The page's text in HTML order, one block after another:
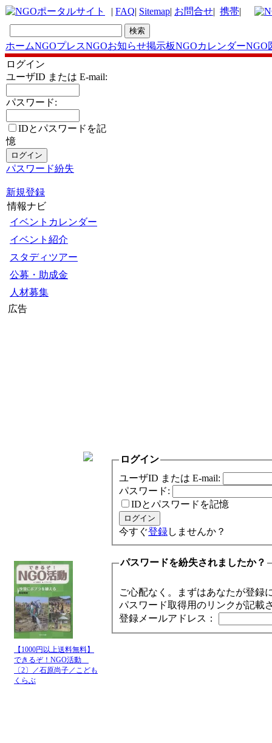
| FAQ| Sitemap| お問合せ| 携帯|
ホームNGOプレスNGOお知らせ掲示板NGOカレンダーNGO
ログイン
ユーザID または E-mail:
パスワード:
IDとパスワードを記
憶
パスワード紛失
新規登録
情報ナビ
イベントカレンダー
イベント紹介
スタディツアー
公募・助成金
人材募集
広告
【1000円以上送料無料】
できるぞ！NGO活動
〔2〕／石原尚子／こども
くらぶ
ログイン
ユーザID または E-mail:
パスワード:
IDとパスワードを記憶
今すぐ登録しませんか？
パスワードを紛失されましたか？
ご心配なく。まずはあなたが登録
パスワード取得用のリンクが記載
登録メールアドレス：